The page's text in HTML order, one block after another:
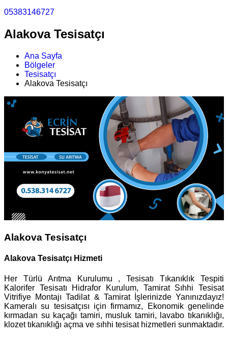
05383146727
Alakova Tesisatçı
Ana Sayfa
Bölgeler
Tesisatçı
Alakova Tesisatçı
Alakova Tesisatçı
Alakova Tesisatçı Hizmeti
Her Türlü Arıtma Kurulumu , Tesisatı Tıkanıklık Tespiti
Kalorifer Tesisatı Hidrafor Kurulum, Tamirat Sıhhi Tesisat
Vitrifiye Montajı Tadilat & Tamirat İşlerinizde Yanınızdayız!
Kameralı su tesisatçısı için firmamız, Ekonomik genelinde
kırmadan su kaçağı tamiri, musluk tamiri, lavabo tıkanıklığı,
klozet tıkanıklığı açma ve sıhhi tesisat hizmetleri sunmaktadır.